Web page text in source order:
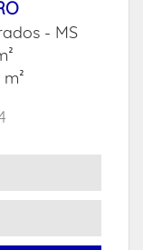
- MS